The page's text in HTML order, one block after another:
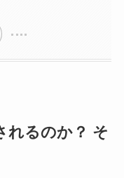
れるのか？ そ